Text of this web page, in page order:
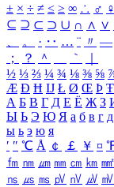
± × ÷ ≠ ≤ ≥ ∞ ∴ ♂ ♀
⊆ ⊇ ⊂ ⊃ ∪ ∩ ∧ ∨
、
。 · ‥ … ¨ 〃 ―
；
？ ＾ ｀
½ ⅓ ⅔ ¼ ¾ ⅛ ⅜ ⅝
Æ Ð Ħ Ĳ Ł Ø Œ Þ Ŧ
А Б В Г Д Е Ё Ж З
Ы Ь Э Ю Я а б в г д
ы ь э ю я
′ ″ ℃ Å ￠ ￡ ￥ ¤
㎙ ㎚ ㎛ ㎜ ㎝ ㎞ ㎟
㎱ ㎲ ㎳ ㎴ ㎵ ㎶ ㎷